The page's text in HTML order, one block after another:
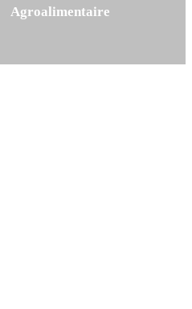
Agroalimentaire